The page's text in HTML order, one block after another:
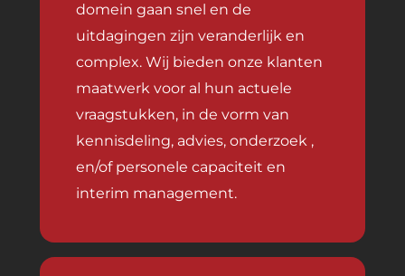
domein gaan snel en de
uitdagingen zijn veranderlijk en
complex. Wij bieden onze klanten
maatwerk voor al hun actuele
vraagstukken, in de vorm van
kennisdeling, advies, onderzoek ,
en/of personele capaciteit en
interim management.